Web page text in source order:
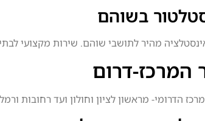
בשוהם
מהיר לתושבי שוהם. שירות מקצועי
המרכז-דרום
הדרומי- מראשון לציון וחולון ועד רחובות